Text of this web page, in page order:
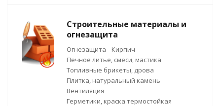
Строительные материалы и
огнезащита
Огнезащита
Кирпич
Печное литье, смеси, мастика
Топливные брикеты, дрова
Плитка, натуральный камень
Вентиляция
Герметики, краска термостойкая